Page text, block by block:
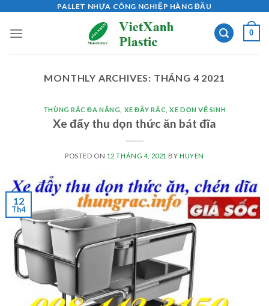
content
PALLET NHỰA CÔNG NGHIỆP HÀNG ĐẦU
0
MONTHLY ARCHIVES: THÁNG 4 2021
THÙNG RÁC ĐA NĂNG XE ĐẨY RÁC ,XE DỌN VỆ SINH
Xe đẩy thu dọn thức ăn bát đĩa
POSTED ON 12 THÁNG 4, 2021 BY HUYEN
12
Th4